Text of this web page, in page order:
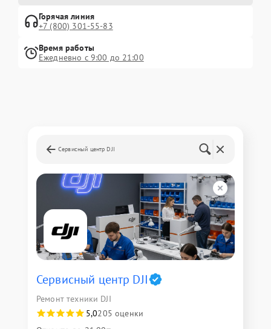
Горячая линия
+7 (800) 301-55-83
Время работы
Ежедневно с 9:00 до 21:00
Сервисный центр DJI
Сервисный центр DJI
Ремонт техники DJI
5,0205 оценки